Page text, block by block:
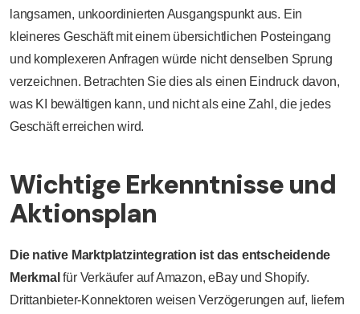
langsamen, unkoordinierten Ausgangspunkt aus. Ein
kleineres Geschäft mit einem übersichtlichen Posteingang
und komplexeren Anfragen würde nicht denselben Sprung
verzeichnen. Betrachten Sie dies als einen Eindruck davon,
was KI bewältigen kann, und nicht als eine Zahl, die jedes
Geschäft erreichen wird.
Wichtige Erkenntnisse und
Aktionsplan
Die native Marktplatzintegration ist das entscheidende
Merkmal für Verkäufer auf Amazon, eBay und Shopify.
Drittanbieter-Konnektoren weisen Verzögerungen auf, liefern